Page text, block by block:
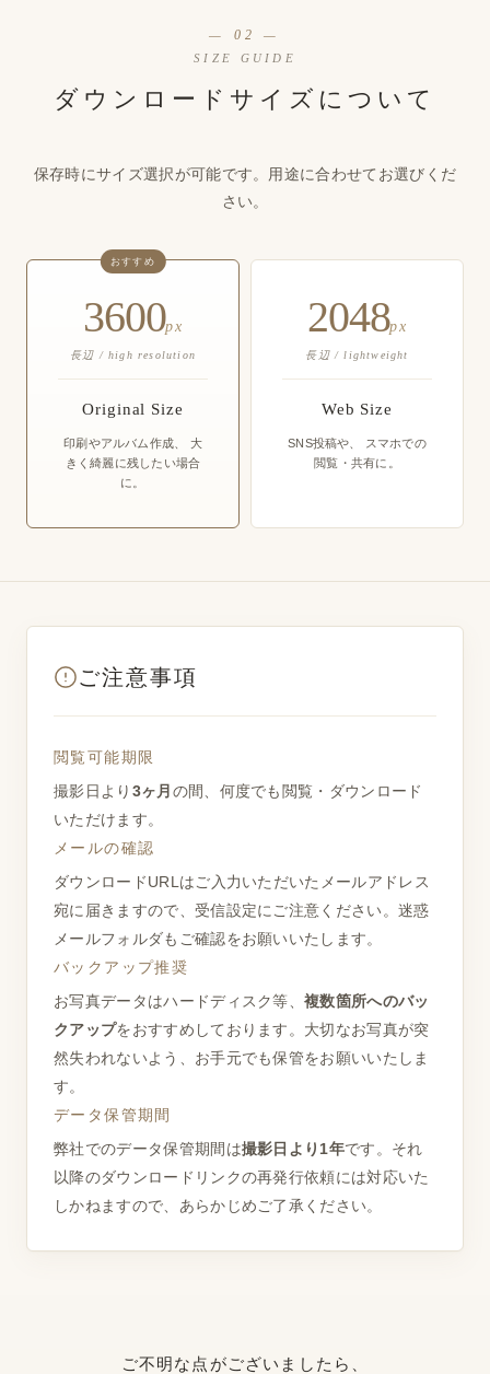
— 02 —
SIZE GUIDE
ダウンロードサイズについて
保存時にサイズ選択が可能です。用途に合わせてお選びくだ
さい。
おすすめ
3600px
長辺 / high resolution
Original Size
印刷やアルバム作成、
大
きく綺麗に残したい場合
に。
2048px
長辺 / lightweight
Web Size
SNS投稿や、
スマホでの
閲覧・共有に。
ご注意事項
閲覧可能期限
撮影日より 3ヶ月 の間、何度でも閲覧・ダウンロード
いただけます。
メールの確認
ダウンロードURLはご入力いただいたメールアドレス
宛に届きますので、受信設定にご注意ください。迷惑
メールフォルダもご確認をお願いいたします。
バックアップ推奨
お写真データはハードディスク等、複数箇所へのバッ
クアップをおすすめしております。大切なお写真が突
然失われないよう、お手元でも保管をお願いいたしま
す。
データ保管期間
弊社でのデータ保管期間は撮影日より1年です。それ
以降のダウンロードリンクの再発行依頼には対応いた
しかねますので、あらかじめご了承ください。
ご不明な点がございましたら、